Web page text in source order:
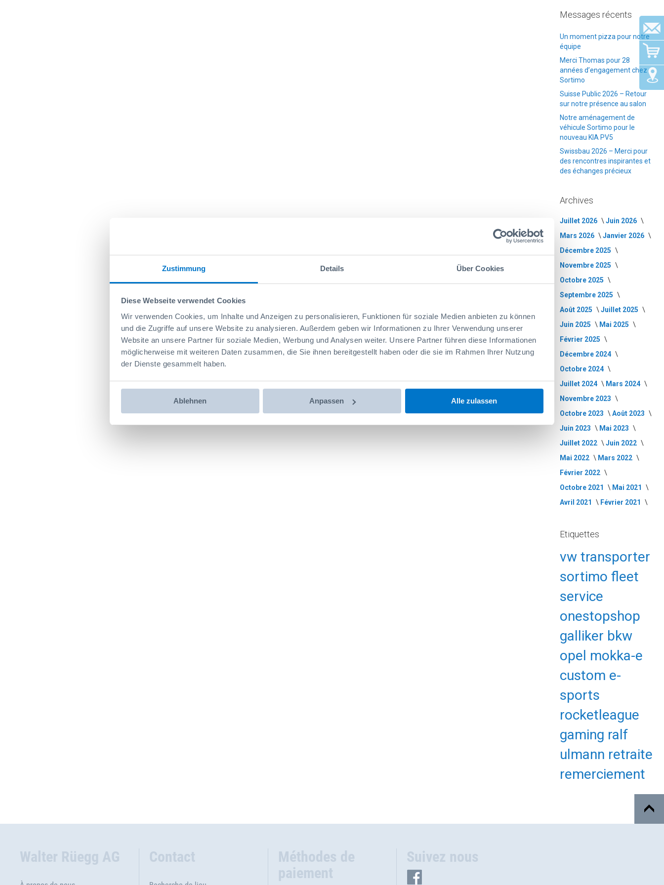
Zustimmung Details Über Cookies
Diese Webseite verwendet Cookies
Wir verwenden Cookies, um Inhalte und Anzeigen zu personalisieren, Funktionen für soziale Medien anbieten zu können
und die Zugriffe auf unsere Website zu analysieren. Außerdem geben wir Informationen zu Ihrer Verwendung unserer
Website an unsere Partner für soziale Medien, Werbung und Analysen weiter. Unsere Partner führen diese Informationen
möglicherweise mit weiteren Daten zusammen, die Sie ihnen bereitgestellt haben oder die sie im Rahmen Ihrer Nutzung
der Dienste gesammelt haben.
Ablehnen Anpassen Alle zulassen
Messages récents
Un moment pizza pour notre
équipe
Merci Thomas pour 28
années d’engagement chez
Sortimo
Suisse Public 2026 – Retour
sur notre présence au salon
Notre aménagement de
véhicule Sortimo pour le
nouveau KIA PV5
Swissbau 2026 – Merci pour
des rencontres inspirantes et
des échanges précieux
Archives
Juillet 2026
Juin 2026
Mars 2026
Janvier 2026
Décembre 2025
Novembre 2025
Octobre 2025
Septembre 2025
Août 2025
Juillet 2025
Juin 2025
Mai 2025
Février 2025
Décembre 2024
Octobre 2024
Juillet 2024
Mars 2024
Novembre 2023
Octobre 2023
Août 2023
Juin 2023
Mai 2023
Juillet 2022
Juin 2022
Mai 2022
Mars 2022
Février 2022
Octobre 2021
Mai 2021
Avril 2021
Février 2021
Etiquettes
vw transporter
sortimo fleet
service
onestopshop
galliker bkw
opel mokka-e
custom e-
sports
rocketleague
gaming ralf
ulmann retraite
remerciement
Walter Rüegg AG Contact
Méthodes de
paiement
Suivez nous